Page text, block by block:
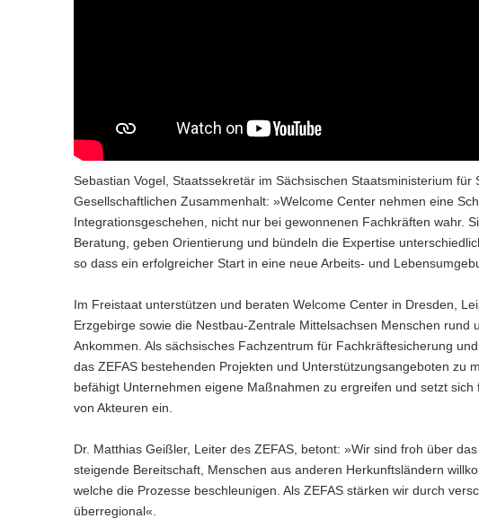
Sebastian Vogel, Staatssekretär im Sächsischen Staatsministerium für
Gesellschaftlichen Zusammenhalt: »Welcome Center nehmen eine
Integrationsgeschehen, nicht nur bei gewonnenen Fachkräften wahr.
Beratung, geben Orientierung und bündeln die Expertise
so dass ein erfolgreicher Start in eine neue Arbeits- und
Im Freistaat unterstützen und beraten Welcome Center in Dresden,
Erzgebirge sowie die Nestbau-Zentrale Mittelsachsen Menschen rund
Ankommen. Als sächsisches Fachzentrum für Fachkräftesicherung
das ZEFAS bestehenden Projekten und Unterstützungsangeboten zu
befähigt Unternehmen eigene Maßnahmen zu ergreifen und setzt sich
von Akteuren ein.
Dr. Matthias Geißler, Leiter des ZEFAS, betont: »Wir sind froh über
steigende Bereitschaft, Menschen aus anderen Herkunftsländern
welche die Prozesse beschleunigen. Als ZEFAS stärken wir durch
überregional«.